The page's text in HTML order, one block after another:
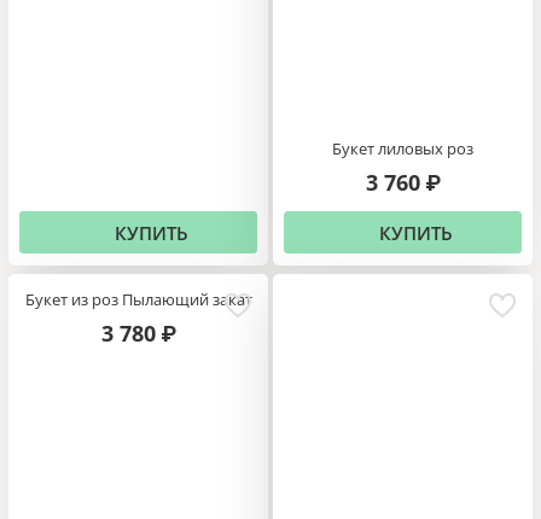
КУПИТЬ
Букет лиловых роз
3 760 ₽
КУПИТЬ
Букет из роз Пылающий закат
3 780 ₽